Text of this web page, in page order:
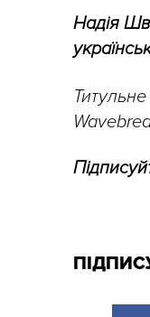
Надія